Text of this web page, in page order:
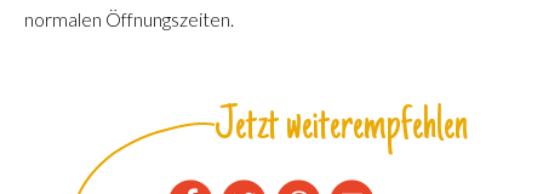
normalen Öffnungszeiten.
Jetzt weiterempfehlen